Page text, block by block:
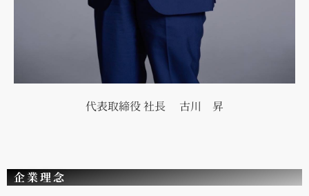
代表取締役 社長 古川 昇
企業理念